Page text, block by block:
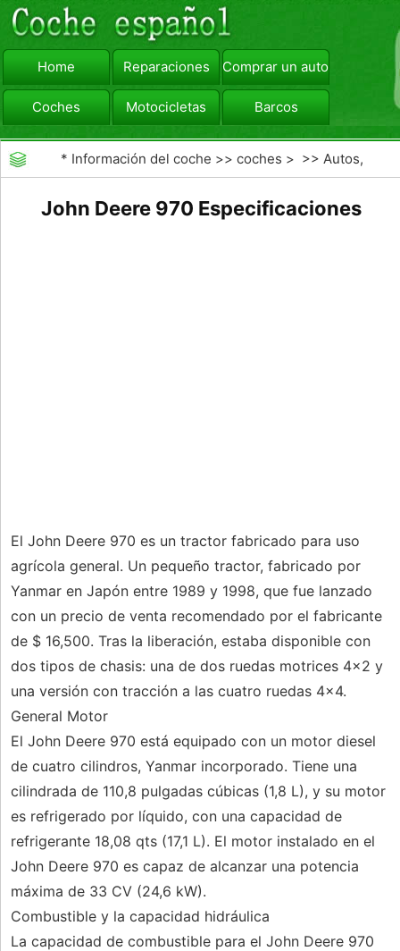
Home Reparaciones Comprar un automóvil
Coches Motocicletas Barcos
viajar Camiones
* Información del coche >>coches > >>Autos,
John Deere 970 Especificaciones
El John Deere 970 es un tractor fabricado para uso
agrícola general. Un pequeño tractor, fabricado por
Yanmar en Japón entre 1989 y 1998, que fue lanzado
con un precio de venta recomendado por el fabricante
de $ 16,500. Tras la liberación, estaba disponible con
dos tipos de chasis: una de dos ruedas motrices 4x2 y
una versión con tracción a las cuatro ruedas 4x4.
General Motor
El John Deere 970 está equipado con un motor diesel
de cuatro cilindros, Yanmar incorporado. Tiene una
cilindrada de 110,8 pulgadas cúbicas (1,8 L), y su motor
es refrigerado por líquido, con una capacidad de
refrigerante 18,08 qts (17,1 L). El motor instalado en el
John Deere 970 es capaz de alcanzar una potencia
máxima de 33 CV (24,6 kW).
Combustible y la capacidad hidráulica
La capacidad de combustible para el John Deere 970